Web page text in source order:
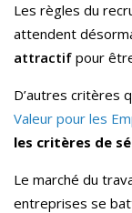
Les règles du
attendent
attractif pour
D’autres critères
Valeur pour les
les critères de
Le marché du
entreprises se